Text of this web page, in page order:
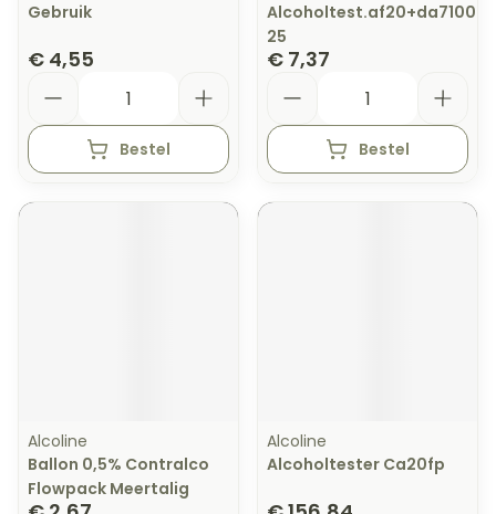
Gebruik
€ 4,55
Bestel
Alcoholtest.af20+da7100
25
€ 7,37
Bestel
Alcoline
Ballon 0,5% Contralco
Flowpack Meertalig
Alcoline
Alcoholtester Ca20fp